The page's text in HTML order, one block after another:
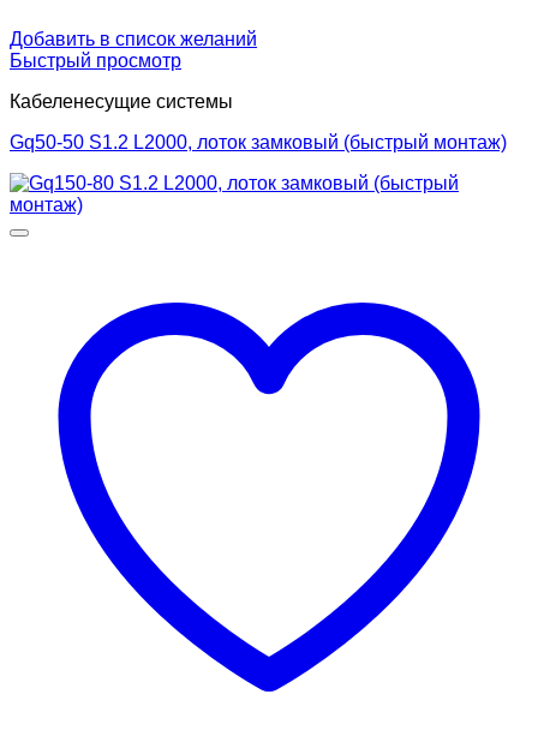
Добавить в список желаний
Быстрый просмотр
Кабеленесущие системы
Gq50-50 S1.2 L2000, лоток замковый (быстрый монтаж)